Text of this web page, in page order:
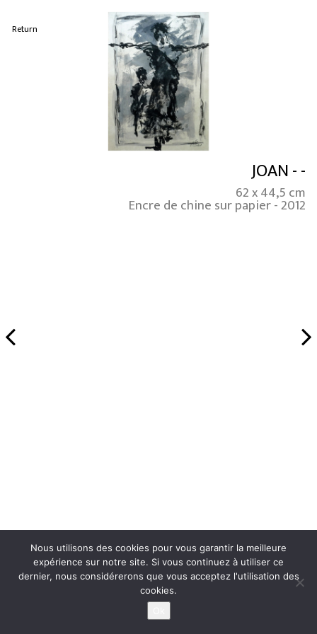
Return
JOAN - -
62 x 44,5 cm
Encre de chine sur papier - 2012
Nous utilisons des cookies pour vous garantir la meilleure
expérience sur notre site. Si vous continuez à utiliser ce
dernier, nous considérerons que vous acceptez l'utilisation des
cookies.